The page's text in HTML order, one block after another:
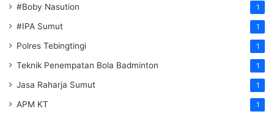
#Boby Nasution 1
#IPA Sumut 1
Polres Tebingtingi 1
Teknik Penempatan Bola Badminton 1
Jasa Raharja Sumut 1
APM KT 1